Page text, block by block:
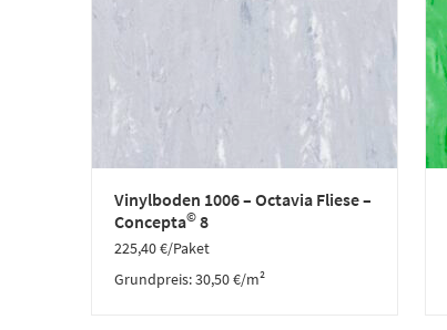
Vinylboden 1006 – Octavia Fliese –
Concepta© 8
225,40€/Paket
Grundpreis:30,50€/m²